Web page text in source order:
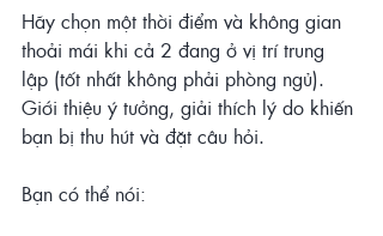
Hãy chọn một thời điểm và không gian
thoải mái khi cả 2 đang ở vị trí trung
lập (tốt nhất không phải phòng ngủ).
Giới thiệu ý tưởng, giải thích lý do khiến
bạn bị thu hút và đặt câu hỏi.
Bạn có thể nói: